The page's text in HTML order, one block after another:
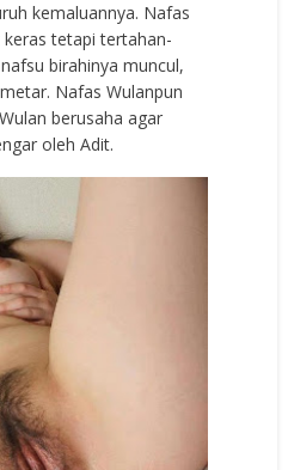
kemaluannya. Nafas
tetapi tertahan-
birahinya muncul,
Nafas Wulanpun
berusaha agar
oleh Adit.